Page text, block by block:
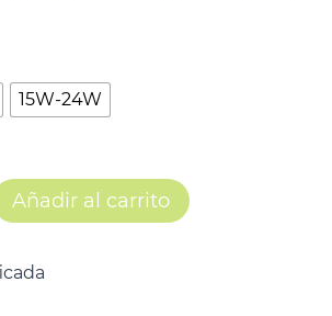
15W-24W
Añadir al carrito